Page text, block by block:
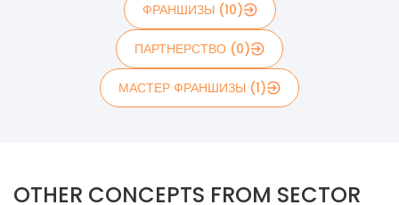
ФРАНШИЗЫ (10)
ПАРТНЕРСТВО (0)
МАСТЕР ФРАНШИЗЫ (1)
OTHER CONCEPTS FROM SECTOR